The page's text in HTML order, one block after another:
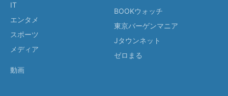
IT
エンタメ
スポーツ
メディア
動画
BOOKウォッチ
東京バーゲンマニア
Jタウンネット
ゼロまる